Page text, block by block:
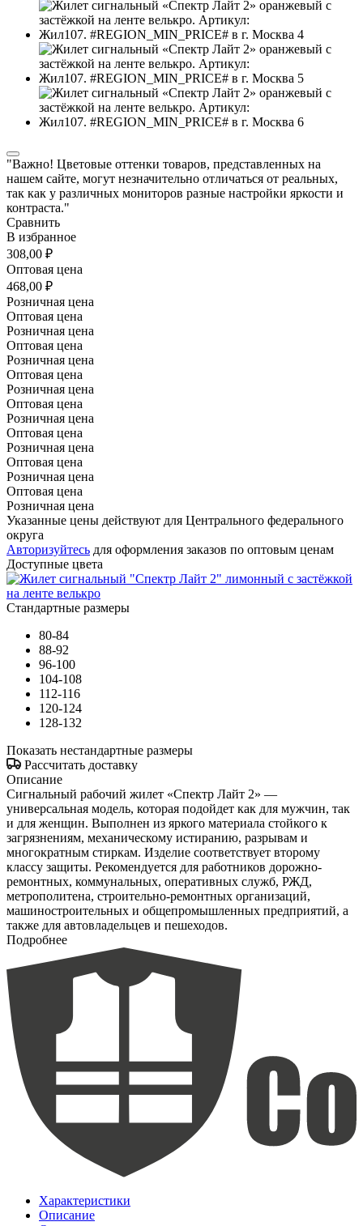
"Важно! Цветовые оттенки товаров, представленных на
нашем сайте, могут незначительно отличаться от реальных,
так как у различных мониторов разные настройки яркости и
контраста."
Сравнить
В избранное
308,00 ₽
Оптовая цена
468,00 ₽
Розничная цена
Оптовая цена
Розничная цена
Оптовая цена
Розничная цена
Оптовая цена
Розничная цена
Оптовая цена
Розничная цена
Оптовая цена
Розничная цена
Оптовая цена
Розничная цена
Оптовая цена
Розничная цена
Указанные цены действуют для Центрального федерального
округа
Авторизуйтесь для оформления заказов по оптовым ценам
Доступные цвета
Стандартные размеры
80-84
88-92
96-100
104-108
112-116
120-124
128-132
Показать нестандартные размеры
Рассчитать доставку
Описание
Сигнальный рабочий жилет «Спектр Лайт 2» —
универсальная модель, которая подойдет как для мужчин, так
и для женщин. Выполнен из яркого материала стойкого к
загрязнениям, механическому истиранию, разрывам и
многократным стиркам. Изделие соответствует второму
классу защиты. Рекомендуется для работников дорожно-
ремонтных, коммунальных, оперативных служб, РЖД,
метрополитена, строительно-ремонтных организаций,
машиностроительных и общепромышленных предприятий, а
также для автовладельцев и пешеходов.
Подробнее
Характеристики
Описание